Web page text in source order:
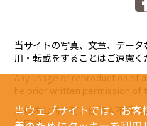
当サイトの写真、文章、デー
用・転載をすることはご遠慮く
Any usage or reproduction of
he prior written permission of
未經本公司許可、任何人不得
何内容。
当ウェブサイトでは、お